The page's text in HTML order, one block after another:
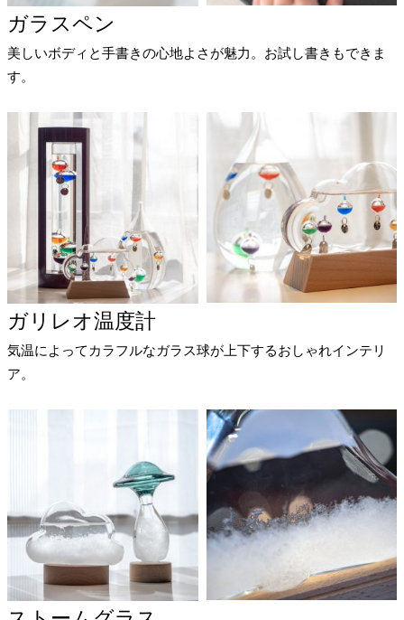
ガラスペン
美しいボディと手書きの心地よさが魅力。お試し書きもできま
す。
ガリレオ温度計
気温によってカラフルなガラス球が上下するおしゃれインテリ
ア。